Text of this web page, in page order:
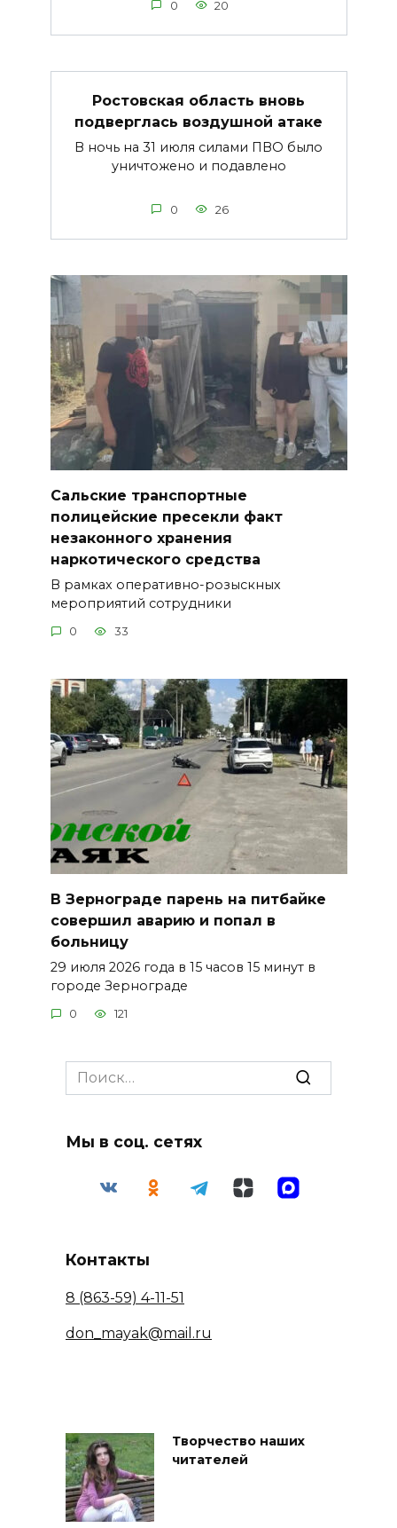
0 20
Ростовская область вновь
подверглась воздушной атаке
В ночь на 31 июля силами ПВО было
уничтожено и подавлено
0 26
Сальские транспортные
полицейские пресекли факт
незаконного хранения
наркотического средства
В рамках оперативно-розыскных
мероприятий сотрудники
0 33
В Зернограде парень на питбайке
совершил аварию и попал в
больницу
29 июля 2026 года в 15 часов 15 минут в
городе Зернограде
0 121
Search
for:
Мы в соц. сетях
Контакты
8 (863-59) 4-11-51
don_mayak@mail.ru
Творчество наших
читателей